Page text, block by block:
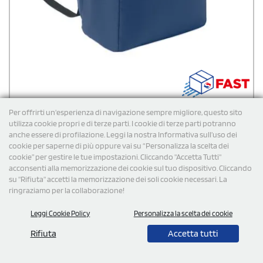
Per offrirti un'esperienza di navigazione sempre migliore, questo sito
utilizza cookie propri e di terze parti. I cookie di terze parti potranno
anche essere di profilazione. Leggi la nostra Informativa sull’uso dei
cookie per saperne di più oppure vai su “Personalizza la scelta dei
cookie” per gestire le tue impostazioni. Cliccando "Accetta Tutti"
acconsenti alla memorizzazione dei cookie sul tuo dispositivo. Cliccando
su "Rifiuta" accetti la memorizzazione dei soli cookie necessari. La
ringraziamo per la collaborazione!
Leggi Cookie Policy Personalizza la scelta dei cookie
Rifiuta Accetta tutti
Zaino refrigerante in RPET da 11 litri Murfio
Zaino refrigerante personalizzato in poliestere 600D RPET
ottenuto da plastica riciclata. Progettato per offrire il massimo
con cerniera e la tasca frontale consentono di organizzare,
facilmente, accessori e oggetti personali. L'interno, rivestito in
PEVA con isolamento in schiuma di PE da 13 mm, garantisce
un'elevata tenuta termica. Capacità: 11 litri.
7,86cad. iva esclusa per 100 pz
Spedizione gratuita